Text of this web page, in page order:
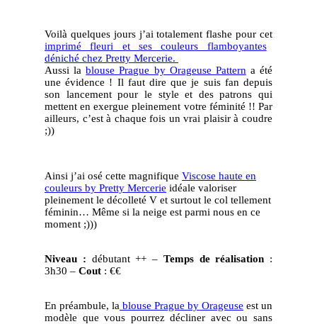
Pretty
Mercerie
Voilà quelques jours j’ai totalement flashe pour cet
imprimé fleuri et ses couleurs flamboyantes
déniché chez Pretty Mercerie.
Aussi lablouse Prague by Orageuse Patterna été
une évidence ! Il faut dire que je suis fan depuis
son lancement pour le style et des patrons qui
mettent en exergue pleinement votre féminité !! Par
ailleurs, c’est à chaque fois un vrai plaisir à coudre
;))
Ainsi j’ai osé cette magnifique Viscose haute en
couleurs by Pretty Mercerie idéale valoriser
pleinement le décolleté V et surtout le col tellement
féminin… Même si la neige est parmi nous en ce
moment ;)))
Niveau : débutant ++ – Temps de réalisation :
3h30 – Cout : €€
En préambule, la blouse Prague by Orageuse est un
modèle que vous pourrez décliner avec ou sans